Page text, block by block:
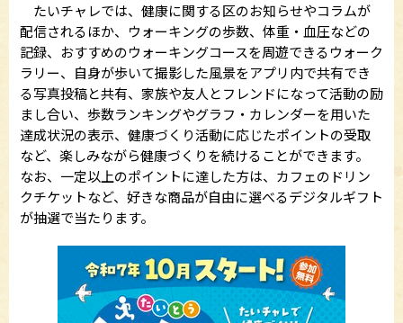
たいチャレでは、健康に関する区のお知らせやコラムが
配信されるほか、ウォーキングの歩数、体重・血圧などの
記録、おすすめのウォーキングコースを周遊できるウォーク
ラリー、自身が歩いて撮影した風景をアプリ内で共有でき
る写真投稿と共有、家族や友人とフレンドになって活動の励
まし合い、歩数ランキングやグラフ・カレンダーを用いた
達成状況の表示、健康づくり活動に応じたポイントの受取
など、楽しみながら健康づくりを続けることができます。
なお、一定以上のポイントに達した方は、カフェのドリン
クチケットなど、好きな商品が自由に選べるデジタルギフト
が抽選で当たります。